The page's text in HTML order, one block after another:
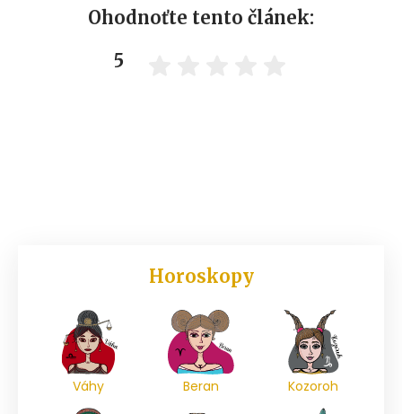
Ohodnoťte tento článek:
5
Horoskopy
Váhy Beran Kozoroh